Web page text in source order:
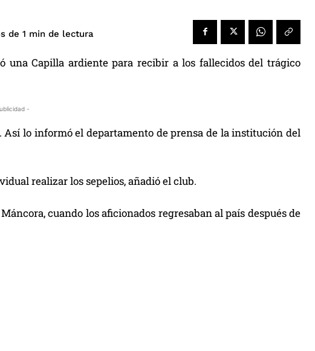
de 1 min de lectura
una Capilla ardiente para recibir a los fallecidos del trágico
-
lo informó el departamento de prensa de la institución del
realizar los sepelios, añadió el club.
cuando los aficionados regresaban al país después de